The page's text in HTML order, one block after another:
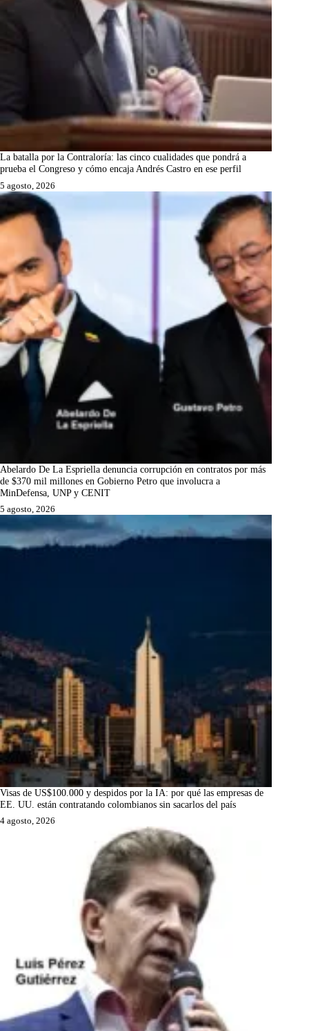
La batalla por la Contraloría: las cinco cualidades que pondrá a
prueba el Congreso y cómo encaja Andrés Castro en ese perfil
5 agosto, 2026
Abelardo De La Espriella denuncia corrupción en contratos por más
de $370 mil millones en Gobierno Petro que involucra a
MinDefensa, UNP y CENIT
5 agosto, 2026
Visas de US$100.000 y despidos por la IA: por qué las empresas de
EE. UU. están contratando colombianos sin sacarlos del país
4 agosto, 2026